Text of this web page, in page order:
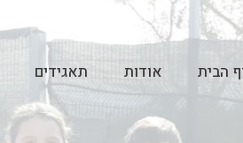
הבית אודות תאגידים